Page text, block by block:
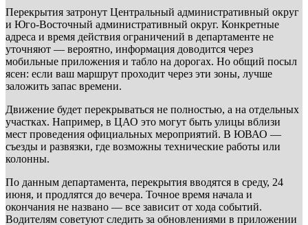
Перекрытия затронут Центральный административный округ
и Юго-Восточный административный округ. Конкретные
адреса и время действия ограничений в департаменте не
уточняют — вероятно, информация доводится через
мобильные приложения и табло на дорогах. Но общий посыл
ясен: если ваш маршрут проходит через эти зоны, лучше
заложить запас времени.
Движение будет перекрываться не полностью, а на отдельных
участках. Например, в ЦАО это могут быть улицы вблизи
мест проведения официальных мероприятий. В ЮВАО —
съезды и развязки, где возможны технические работы или
колонны.
По данным департамента, перекрытия вводятся в среду, 24
июня, и продлятся до вечера. Точное время начала и
окончания не названо — все зависит от хода событий.
Водителям советуют следить за обновлениями в приложении